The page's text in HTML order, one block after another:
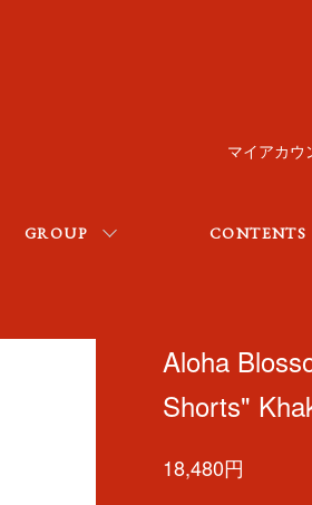
GROUP CONTENTS
マイアカウ
Aloha
Shorts"
18,480円